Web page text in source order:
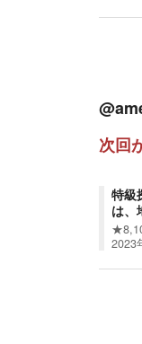
次回
特級
は、
★
2023